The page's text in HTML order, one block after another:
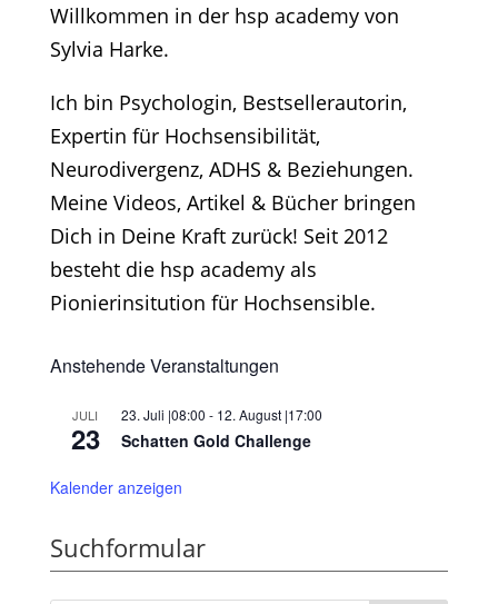
Willkommen in der hsp academy von
Sylvia Harke.
Ich bin Psychologin, Bestsellerautorin,
Expertin für Hochsensibilität,
Neurodivergenz, ADHS & Beziehungen.
Meine Videos, Artikel & Bücher bringen
Dich in Deine Kraft zurück! Seit 2012
besteht die hsp academy als
Pionierinsitution für Hochsensible.
Anstehende Veranstaltungen
JULI
23
23. Juli |08:00 - 12. August |17:00
Schatten Gold Challenge
Kalender anzeigen
Suchformular